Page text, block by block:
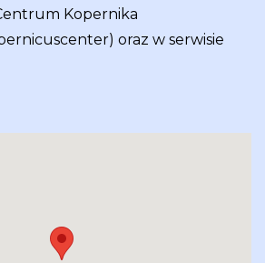
Kopernika
oraz w serwisie